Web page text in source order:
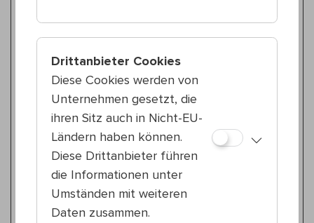
LEMOUR – Physical Theatre
Imagine – A Modern Mime Tale
Zeitgenössischer Zirkus
20:00 — 21:00
23., Stadtpark Atzgersdorf
The Freestyle Orchestra
Tale of the Firebird
Zeitgenössischer Zirkus
18:30 — 19:30
Drittanbieter Cookies
Diese Cookies werden von
Unternehmen gesetzt, die
ihren Sitz auch in Nicht-EU-
Ländern haben können.
Diese Drittanbieter führen
die Informationen unter
Umständen mit weiteren
Daten zusammen.